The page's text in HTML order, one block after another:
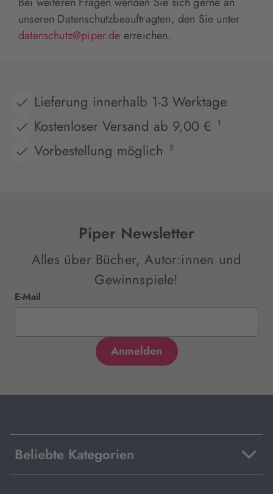
unseren Datenschutzbeauftragten, den Sie unter
datenschutz@piper.de erreichen.
Lieferung innerhalb 1-3 Werktage
Kostenloser Versand ab 9,00 €
1
Vorbestellung möglich 2
Piper Newsletter
Alles über Bücher, Autor:innen und
Gewinnspiele!
E-Mail
Beliebte Kategorien